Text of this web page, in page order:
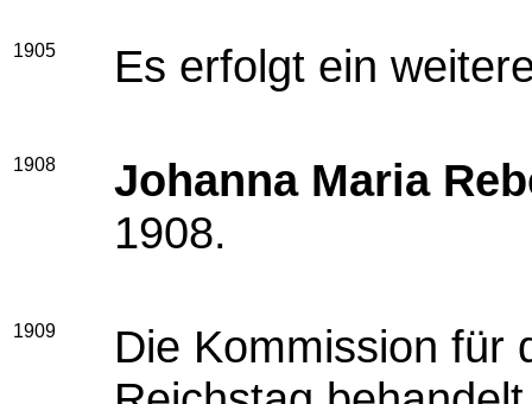
1905 Es erfolgt ein
1908
Johanna Maria
1908.
1909
Die Kommission für